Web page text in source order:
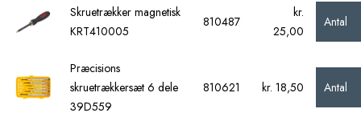
Skruetrækker magnetisk
KRT410005
810487
kr.
25,00
Antal
Præcisions
skruetrækkersæt 6 dele
39D559
810621 kr. 18,50 Antal